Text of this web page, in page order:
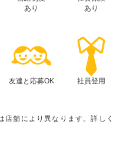
あり
あり
友達と応募OK 社員登用
舗により異なります。詳しく